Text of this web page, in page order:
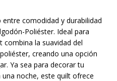
comodidad y durabilidad
Poliéster. Ideal para
combina la suavidad del
creando una opción
Ya sea para decorar tu
noche, este quilt ofrece